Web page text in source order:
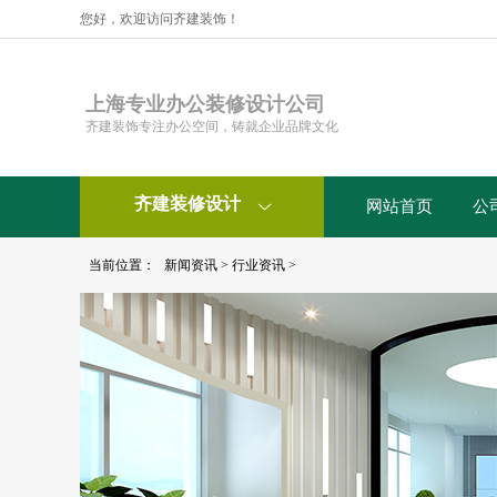
您好，欢迎访问齐建装饰！
上海专业办公装修设计公司
齐建装饰专注办公空间，铸就企业品牌文化
齐建装修设计  网站首页 公
当前位置： 新闻资讯 > 行业资讯 >